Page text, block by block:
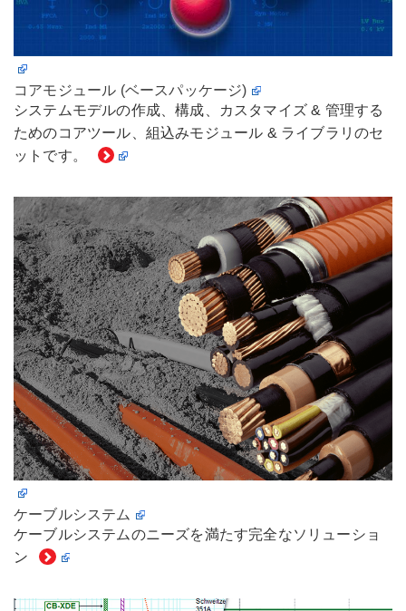
コアモジュール (ベースパッケージ)
システムモデルの作成、構成、カスタマイズ & 管理する
ためのコアツール、組込みモジュール & ライブラリのセ
ットです。
ケーブルシステム
ケーブルシステムのニーズを満たす完全なソリューショ
ン